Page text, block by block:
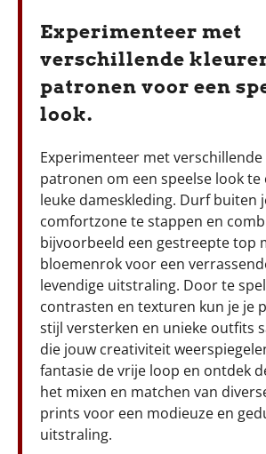
Experimenteer met
verschillende
patronen voor een
look.
Experimenteer met
patronen om een speelse look
leuke dameskleding. Durf buiten
comfortzone te stappen en
bijvoorbeeld een gestreepte top
bloemenrok voor een
levendige uitstraling. Door te
contrasten en texturen kun je je
stijl versterken en unieke outfits
die jouw creativiteit
fantasie de vrije loop en ontdek
het mixen en matchen van
prints voor een modieuze en
uitstraling.